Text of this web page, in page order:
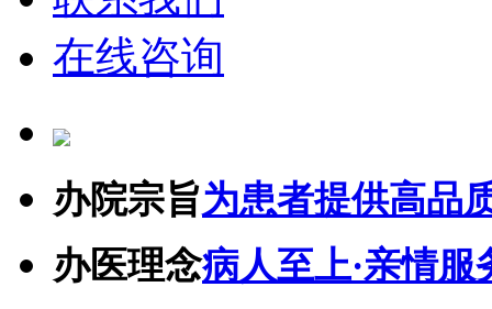
在线咨询
办院宗旨为患者提供高品
办医理念病人至上·亲情服